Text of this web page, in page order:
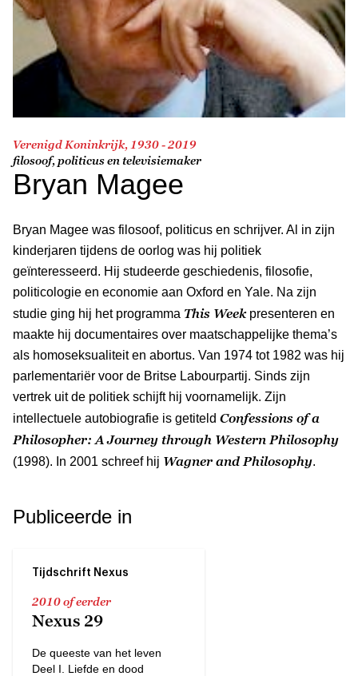
Verenigd Koninkrijk, 1930 - 2019
filosoof, politicus en televisiemaker
Bryan Magee
Bryan Magee was filosoof, politicus en schrijver. Al in zijn
kinderjaren tijdens de oorlog was hij politiek
geïnteresseerd. Hij studeerde geschiedenis, filosofie,
politicologie en economie aan Oxford en Yale. Na zijn
studie ging hij het programma This Weekpresenteren en
maakte hij documentaires over maatschappelijke thema’s
als homoseksualiteit en abortus. Van 1974 tot 1982 was hij
parlementariër voor de Britse Labourpartij. Sinds zijn
vertrek uit de politiek schijft hij voornamelijk. Zijn
intellectuele autobiografie is getiteld Confessions of a
Philosopher: A Journey through Western Philosophy
(1998). In 2001 schreef hij Wagner and Philosophy.
Publiceerde in
Tijdschrift Nexus
2010 of eerder
Nexus 29
De queeste van het leven
Deel I. Liefde en dood